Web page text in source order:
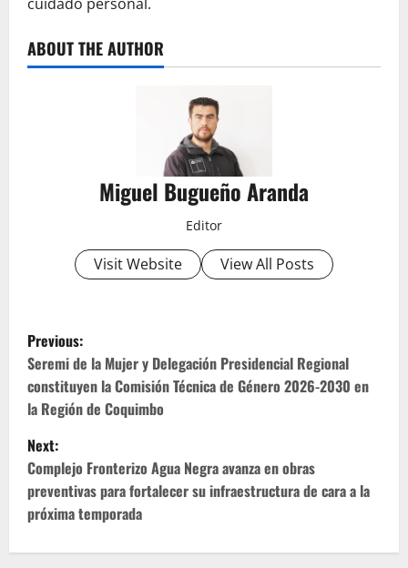
ABOUT THE AUTHOR
Miguel Bugueño Aranda
Editor
Visit Website View All Posts
P
o
s
t
n
a
Previous:
Seremi de la Mujer y Delegación Presidencial Regional
constituyen la Comisión Técnica de Género 2026-2030 en
la Región de Coquimbo
Next:
Complejo Fronterizo Agua Negra avanza en obras
preventivas para fortalecer su infraestructura de cara a la
próxima temporada